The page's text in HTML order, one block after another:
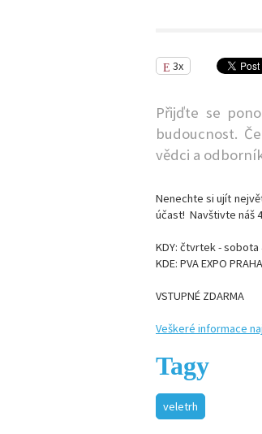
3x
Přijďte se
budoucnost.
vědci a
Nenechte si ujít
účast! Navštivte náš
KDY: čtvrtek - sobota
KDE: PVA EXPO
VSTUPNÉ ZDARMA
Veškeré informace
Tagy
veletrh